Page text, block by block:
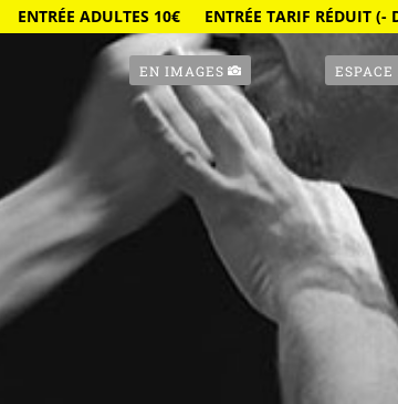
ENTRÉE ADULTES 10€ ENTRÉE TARIF RÉDUIT (-
EN IMAGES